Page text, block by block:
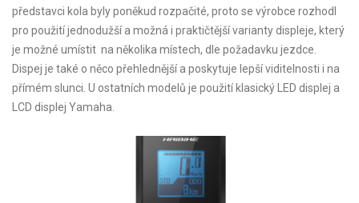
představci kola byly poněkud rozpačité, proto se výrobce rozhodl
pro použití jednodužší a možná i praktičtější varianty displeje, který
je možné umístit na několika místech, dle požadavku jezdce.
Dispej je také o něco přehlednější a poskytuje lepší viditelnosti i na
přímém slunci. U ostatních modelů je použití klasický LED displej a
LCD displej Yamaha.